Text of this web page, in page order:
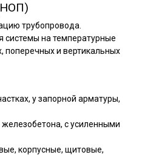
трубопровода.
системы на температурные
поперечных и вертикальных
у запорной арматуры,
железобетона, с усиленными
корпусные, щитовые,